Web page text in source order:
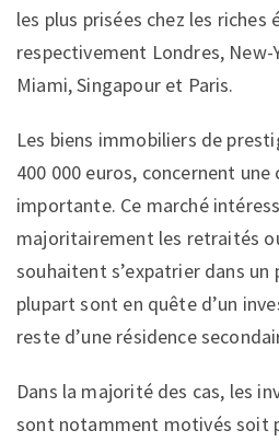
les plus prisées chez les riches
respectivement Londres, New-
Miami, Singapour et Paris.
Les biens immobiliers de
400 000 euros, concernent une
importante. Ce marché
majoritairement les retraités
souhaitent s’expatrier dans un
plupart sont en quête d’un
reste d’une résidence
Dans la majorité des cas, les
sont notamment motivés soit